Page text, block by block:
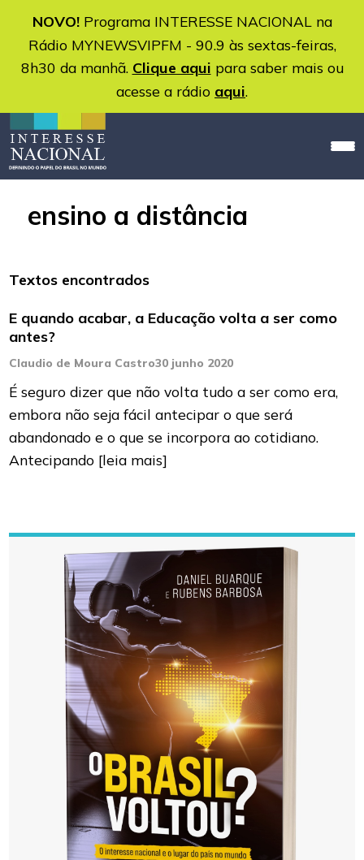
NOVO!Programa INTERESSE NACIONAL na
Rádio MYNEWSVIPFM - 90.9 às sextas-feiras,
8h30 da manhã. Clique aqui para saber mais ou
acesse a rádio aqui.
ensino a distância
Textos encontrados
E quando acabar, a Educação volta a ser como
antes?
Claudio de Moura Castro30 junho 2020
É seguro dizer que não volta tudo a ser como era,
embora não seja fácil antecipar o que será
abandonado e o que se incorpora ao cotidiano.
Antecipando [leia mais]